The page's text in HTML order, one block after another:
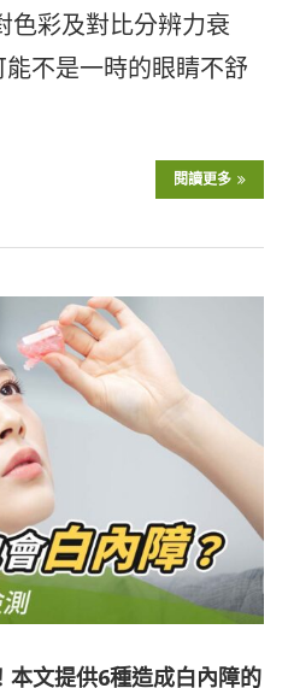
色彩及對比分辨力衰
不是一時的眼睛不舒
閱讀更多
本文提供6種造成白內障的